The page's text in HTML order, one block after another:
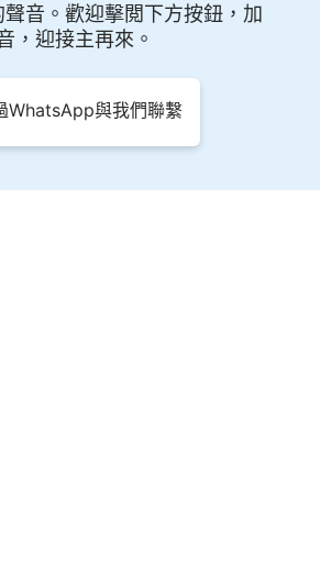
然會成為末世的迷惑人的假基督
人、轄制人、站高位，從不悔改、
一類的人，是倚老賣老擺老資格，
音。歡迎擊閲下方按鈕，加
，迎接主再來。
WhatsApp與我們聯繫